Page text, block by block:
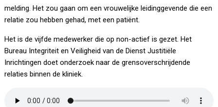
De woordvoerder kon verder niet veel vertellen over de anonieme
melding. Het zou gaan om een vrouwelijke leidinggevende die een
relatie zou hebben gehad, met een patiënt.
Het is de vijfde medewerker die op non-actief is gezet. Het
Bureau Integriteit en Veiligheid van de Dienst Justitiële